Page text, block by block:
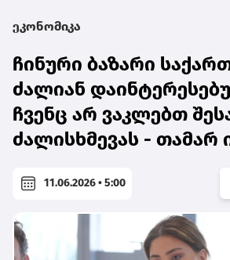
ეკონომიკა
ჩინური ბაზარი
ძალიან
ჩვენც არ ვაკლებთ
ძალისხმევას - თამარ
11.06.2026 • 5:00